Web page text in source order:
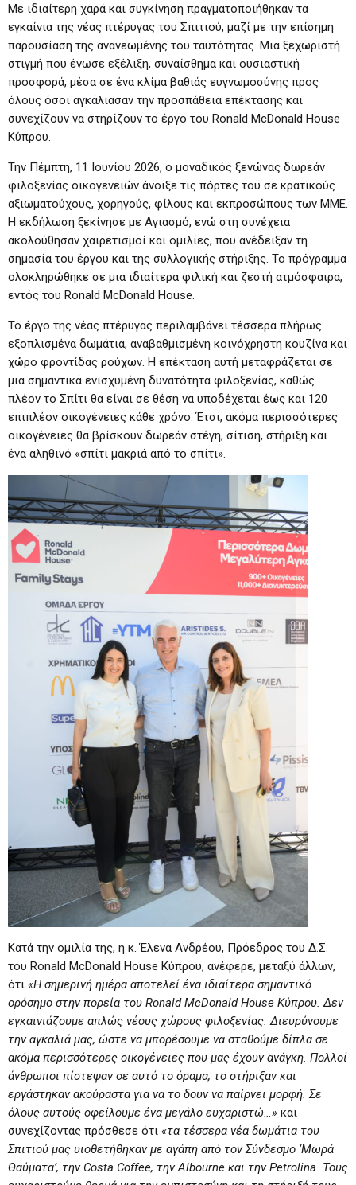
Με ιδιαίτερη χαρά και συγκίνηση πραγματοποιήθηκαν τα
εγκαίνια της νέας πτέρυγας του Σπιτιού, μαζί με την επίσημη
παρουσίαση της ανανεωμένης του ταυτότητας. Μια ξεχωριστή
στιγμή που ένωσε εξέλιξη, συναίσθημα και ουσιαστική
προσφορά, μέσα σε ένα κλίμα βαθιάς ευγνωμοσύνης προς
όλους όσοι αγκάλιασαν την προσπάθεια επέκτασης και
συνεχίζουν να στηρίζουν το έργο του Ronald McDonald House
Κύπρου.
Την Πέμπτη, 11 Ιουνίου 2026, ο μοναδικός ξενώνας δωρεάν
φιλοξενίας οικογενειών άνοιξε τις πόρτες του σε κρατικούς
αξιωματούχους, χορηγούς, φίλους και εκπροσώπους των ΜΜΕ.
Η εκδήλωση ξεκίνησε με Αγιασμό, ενώ στη συνέχεια
ακολούθησαν χαιρετισμοί και ομιλίες, που ανέδειξαν τη
σημασία του έργου και της συλλογικής στήριξης. Το πρόγραμμα
ολοκληρώθηκε σε μια ιδιαίτερα φιλική και ζεστή ατμόσφαιρα,
εντός του Ronald McDonald House.
Το έργο της νέας πτέρυγας περιλαμβάνει τέσσερα πλήρως
εξοπλισμένα δωμάτια, αναβαθμισμένη κοινόχρηστη κουζίνα και
χώρο φροντίδας ρούχων. Η επέκταση αυτή μεταφράζεται σε
μια σημαντικά ενισχυμένη δυνατότητα φιλοξενίας, καθώς
πλέον το Σπίτι θα είναι σε θέση να υποδέχεται έως και 120
επιπλέον οικογένειες κάθε χρόνο. Έτσι, ακόμα περισσότερες
οικογένειες θα βρίσκουν δωρεάν στέγη, σίτιση, στήριξη και
ένα αληθινό «σπίτι μακριά από το σπίτι».
Κατά την ομιλία της, η κ. Έλενα Ανδρέου, Πρόεδρος του Δ.Σ.
του Ronald McDonald House Κύπρου, ανέφερε, μεταξύ άλλων,
ότι «Η σημερινή ημέρα αποτελεί ένα ιδιαίτερα σημαντικό
ορόσημο στην πορεία του Ronald McDonald House Κύπρου. Δεν
εγκαινιάζουμε απλώς νέους χώρους φιλοξενίας. Διευρύνουμε
την αγκαλιά μας, ώστε να μπορέσουμε να σταθούμε δίπλα σε
ακόμα περισσότερες οικογένειες που μας έχουν ανάγκη. Πολλοί
άνθρωποι πίστεψαν σε αυτό το όραμα, το στήριξαν και
εργάστηκαν ακούραστα για να το δουν να παίρνει μορφή. Σε
όλους αυτούς οφείλουμε ένα μεγάλο ευχαριστώ…» και
συνεχίζοντας πρόσθεσε ότι «τα τέσσερα νέα δωμάτια του
Σπιτιού μας υιοθετήθηκαν με αγάπη από τον Σύνδεσμο ‘Μωρά
Θαύματα’, την Costa Coffee, τηνAlbourne και τηνPetrolina. Τους